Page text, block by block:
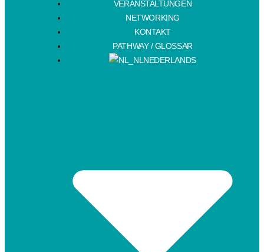
VERANSTALTUNGEN
NETWORKING
KONTAKT
PATHWAY / GLOSSAR
NEDERLANDS